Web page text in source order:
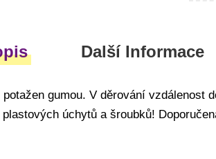
Další Informace
gumou. V děrování vzdálenost
úchytů a šroubků!